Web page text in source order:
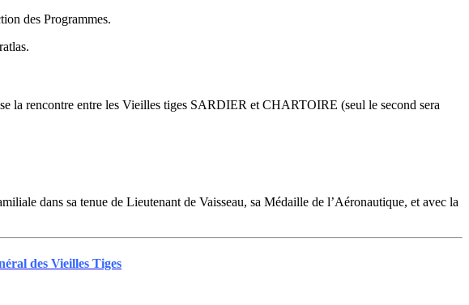
des Programmes.
la rencontre entre les Vieilles tiges SARDIER et CHARTOIRE (seul le second sera
dans sa tenue de Lieutenant de Vaisseau, sa Médaille de l’Aéronautique, et avec la
des Vieilles Tiges